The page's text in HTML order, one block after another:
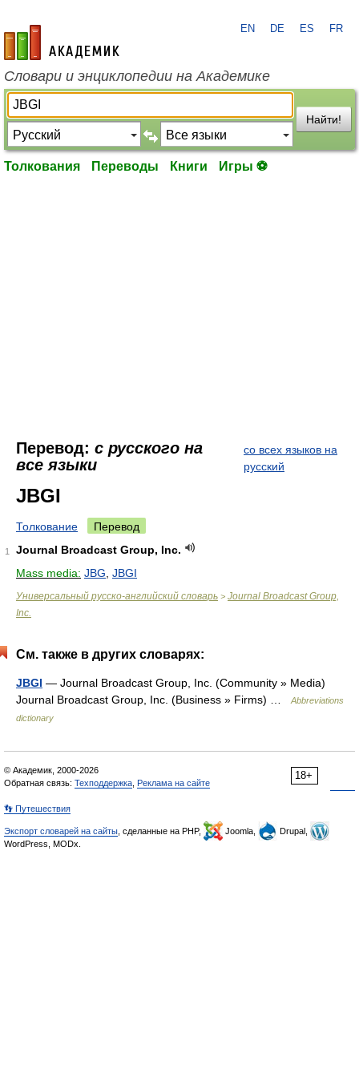
academic.ru
EN DE ES FR
Словари и энциклопедии на Академике
Найти!
Толкования Переводы Книги Игры ⚽
Перевод: с русского на
все языки
со всех языков на
русский
JBGI
Толкование Перевод
1
Journal Broadcast Group, Inc.
Mass media: JBG JBGI
Универсальный русско-английский словарь > Journal Broadcast Group,
Inc.
См. также в других словарях:
JBGI — Journal Broadcast Group, Inc. (Community » Media)
Journal Broadcast Group, Inc. (Business » Firms) …
Abbreviations
dictionary
18+
© Академик, 2000-2026
Обратная связь: Техподдержка Реклама на сайте
👣 Путешествия
Экспорт словарей на сайты , сделанные на PHP, Joomla,
Drupal,
WordPress, MODx.